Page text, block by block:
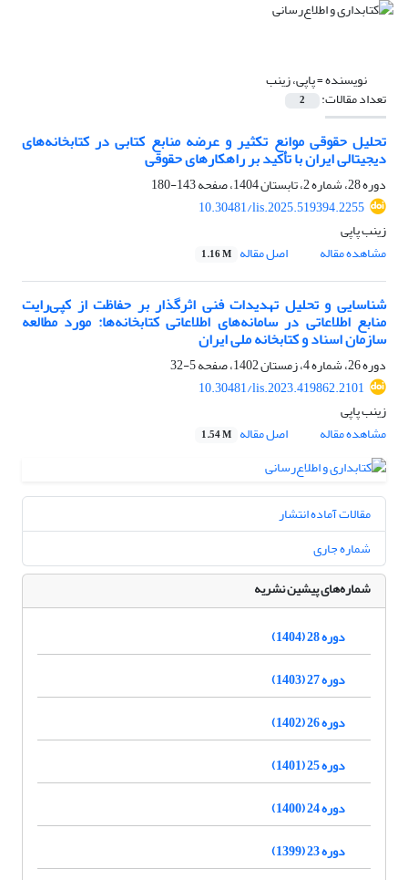
نویسنده =پاپی، زینب
تعداد مقالات: 2
تحلیل حقوقی موانع تکثیر و عرضه منابع کتابی در کتابخانه‌های
دیجیتالی ایران با تأکید بر راهکارهای حقوقی
دوره 28، شماره 2، تابستان 1404، صفحه
143-180
10.30481/lis.2025.519394.2255
زینب پاپی
مشاهده مقاله
اصل مقاله 1.16 M
شناسایی و تحلیل تهدیدات فنی اثرگذار بر حفاظت از کپی‌رایت
منابع اطلاعاتی در سامانه‌های اطلاعاتی کتابخانه‌ها: مورد مطالعه
سازمان اسناد و کتابخانه ملی ایران
دوره 26، شماره 4، زمستان 1402، صفحه
5-32
10.30481/lis.2023.419862.2101
زینب پاپی
مشاهده مقاله
اصل مقاله 1.54 M
مقالات آماده انتشار
شماره جاری
شماره‌های پیشین نشریه
دوره 28 (1404)
دوره 27 (1403)
دوره 26 (1402)
دوره 25 (1401)
دوره 24 (1400)
دوره 23 (1399)